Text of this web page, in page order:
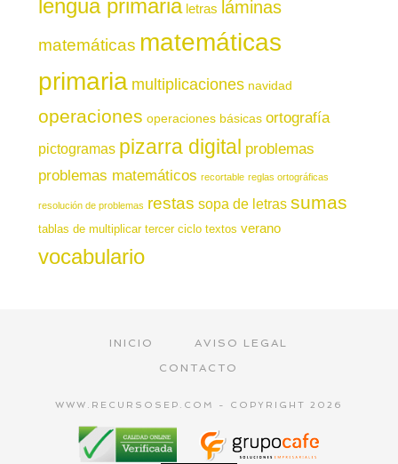
lengua primaria letras láminas
matemáticas matemáticas
primaria multiplicaciones navidad
operaciones operaciones básicas ortografía
pictogramas pizarra digital problemas
problemas matemáticos recortable reglas ortográficas
resolución de problemas restas sopa de letras sumas
tablas de multiplicar tercer ciclo textos verano
vocabulario
INICIO
AVISO LEGAL
CONTACTO
WWW.RECURSOSEP.COM - COPYRIGHT 2026